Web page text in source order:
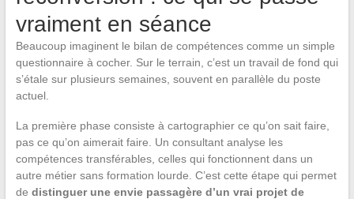
vraiment en séance
Beaucoup imaginent le bilan de compétences comme un simple
questionnaire à cocher. Sur le terrain, c’est un travail de fond qui
s’étale sur plusieurs semaines, souvent en parallèle du poste
actuel.
La première phase consiste à cartographier ce qu’on sait faire,
pas ce qu’on aimerait faire. Un consultant analyse les
compétences transférables, celles qui fonctionnent dans un
autre métier sans formation lourde. C’est cette étape qui permet
de distinguer une envie passagère d’un vrai projet de